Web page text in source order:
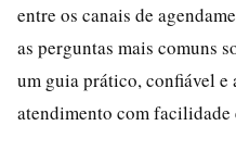
entre os canais de
as perguntas mais comuns
um guia prático, confiável e
atendimento com facilidade